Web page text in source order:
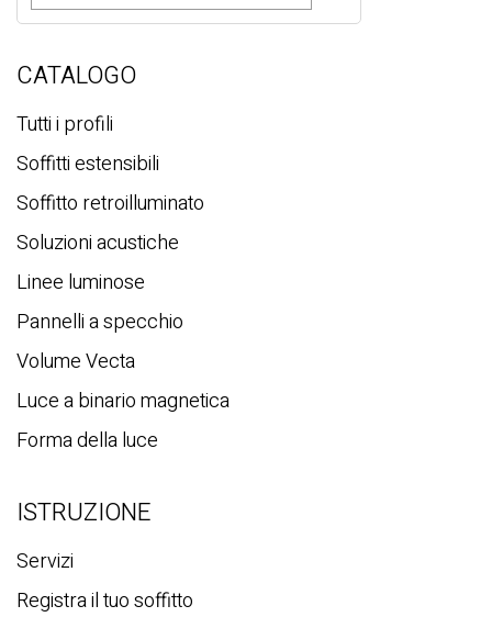
c
r
a
CATALOGO
Tutti i profili
Soffitti estensibili
Soffitto retroilluminato
Soluzioni acustiche
Linee luminose
Pannelli a specchio
Volume Vecta
Luce a binario magnetica
Forma della luce
ISTRUZIONE
Servizi
Registra il tuo soffitto